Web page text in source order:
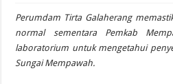
Perumdam Tirta Galaherang
normal sementara Pemkab
laboratorium untuk mengetahui
Sungai Mempawah.